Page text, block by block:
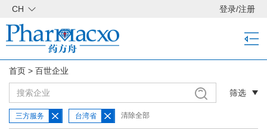
CH 登录/注册
首页 > 百世企业
筛选
三方服务 台湾省 清除全部